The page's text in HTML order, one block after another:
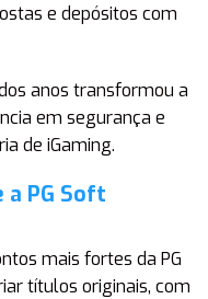
e depósitos com
anos transformou a
em segurança e
de iGaming.
a PG Soft
mais fortes da PG
títulos originais, com